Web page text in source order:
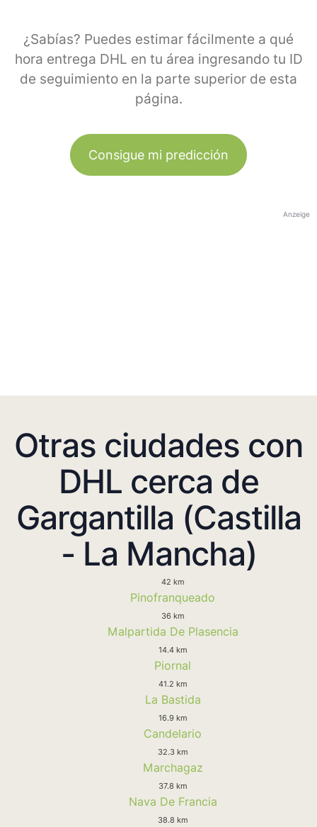
¿Sabías? Puedes estimar fácilmente a qué
hora entrega DHL en tu área ingresando tu ID
de seguimiento en la parte superior de esta
página.
Consigue mi predicción
Anzeige
Otras ciudades con
DHL cerca de
Gargantilla (Castilla
- La Mancha)
42 km
Pinofranqueado
36 km
Malpartida De Plasencia
14.4 km
Piornal
41.2 km
La Bastida
16.9 km
Candelario
32.3 km
Marchagaz
37.8 km
Nava De Francia
38.8 km